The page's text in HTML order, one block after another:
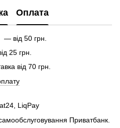
Оплата
від 50 грн.
25 грн.
від 70 грн.
LiqPay
Приватбанк.